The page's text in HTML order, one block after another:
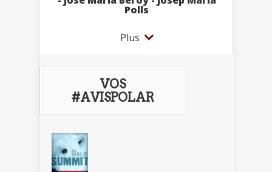
Polls
Plus
VOS
#AVISPOLAR